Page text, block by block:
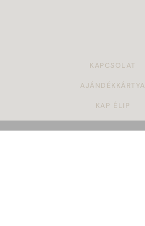
KAPCSOLAT
AJÁNDÉKKÁRTYA
KAP ÉLIP